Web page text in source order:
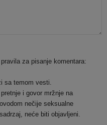
za pisanje komentara:
sa temom vesti.
i govor mržnje na
nečije seksualne
neće biti objavljeni.